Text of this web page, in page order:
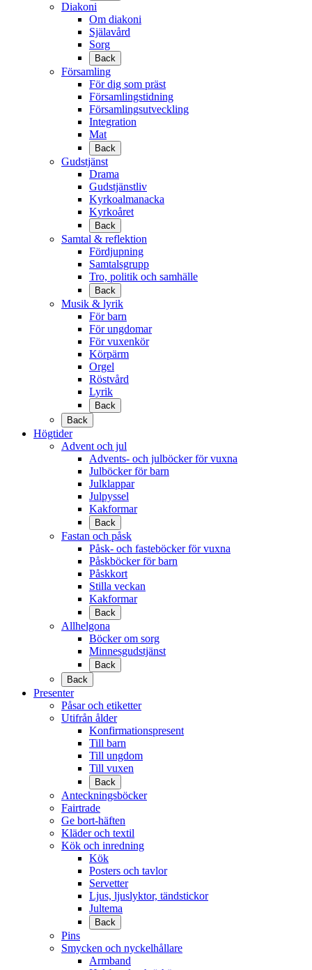
Diakoni
Om diakoni
Själavård
Sorg
Back
Församling
För dig som präst
Församlingstidning
Församlingsutveckling
Integration
Mat
Back
Gudstjänst
Drama
Gudstjänstliv
Kyrkoalmanacka
Kyrkoåret
Back
Samtal & reflektion
Fördjupning
Samtalsgrupp
Tro, politik och samhälle
Back
Musik & lyrik
För barn
För ungdomar
För vuxenkör
Körpärm
Orgel
Röstvård
Lyrik
Back
Back
Högtider
Advent och jul
Advents- och julböcker för vuxna
Julböcker för barn
Julklappar
Julpyssel
Kakformar
Back
Fastan och påsk
Påsk- och fasteböcker för vuxna
Påskböcker för barn
Påskkort
Stilla veckan
Kakformar
Back
Allhelgona
Böcker om sorg
Minnesgudstjänst
Back
Back
Presenter
Påsar och etiketter
Utifrån ålder
Konfirmationspresent
Till barn
Till ungdom
Till vuxen
Back
Anteckningsböcker
Fairtrade
Ge bort-häften
Kläder och textil
Kök och inredning
Kök
Posters och tavlor
Servetter
Ljus, ljuslyktor, tändstickor
Jultema
Back
Pins
Smycken och nyckelhållare
Armband